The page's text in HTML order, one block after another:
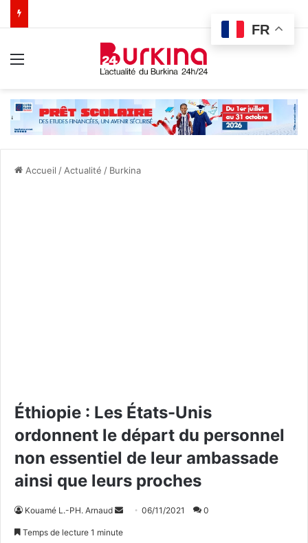
Accueil / Actualité / Burkina
Éthiopie : Les États-Unis
ordonnent le départ du personnel
non essentiel de leur ambassade
ainsi que leurs proches
Kouamé L.-PH. Arnaud 06/11/2021 0
Temps de lecture 1 minute
FR